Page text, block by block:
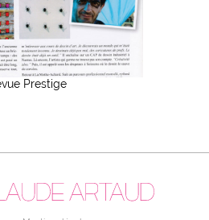
Prestige